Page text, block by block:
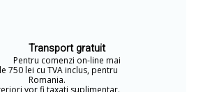
Transport gratuit
Pentru comenzi on-line mai
750 lei cu TVA inclus, pentru
Romania.
vor fi taxati suplimentar.